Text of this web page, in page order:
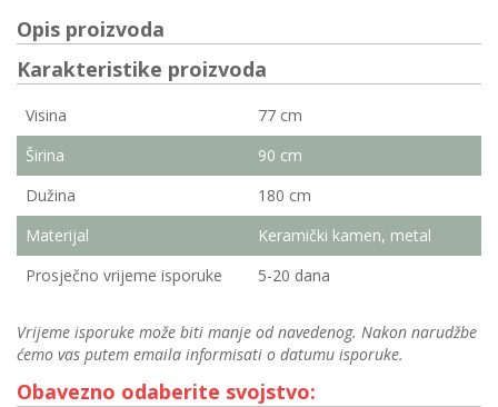
Opis proizvoda
Karakteristike proizvoda
Visina
77 cm
Širina
90 cm
Dužina
180 cm
Materijal
Keramički kamen, metal
Prosječno vrijeme isporuke
5-20 dana
Vrijeme isporuke može biti manje od navedenog. Nakon narudžbe
ćemo vas putem emaila informisati o datumu isporuke.
Obavezno odaberite svojstvo: